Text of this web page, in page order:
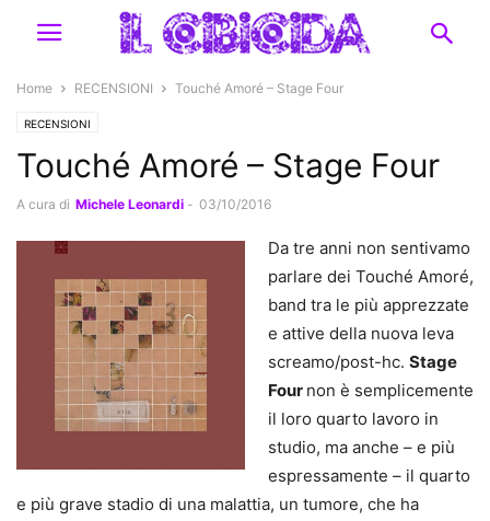
Home RECENSIONI Touché Amoré – Stage Four
RECENSIONI
Touché Amoré – Stage Four
A cura di Michele Leonardi - 03/10/2016
Da tre anni non sentivamo
parlare dei Touché Amoré,
band tra le più apprezzate
e attive della nuova leva
screamo/post-hc. Stage
Four non è semplicemente
il loro quarto lavoro in
studio, ma anche – e più
espressamente – il quarto
e più grave stadio di una malattia, un tumore, che ha